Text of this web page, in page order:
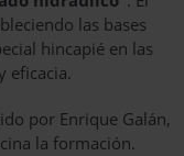
las bases
hincapié en las
eficacia.
por Enrique Galán,
la formación.